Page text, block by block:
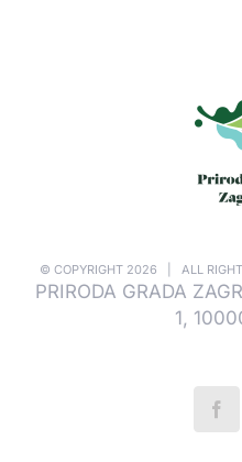
© COPYRIGHT 2026 | ALL
PRIRODA GRADA
1,